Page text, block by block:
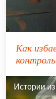
Как
Истории